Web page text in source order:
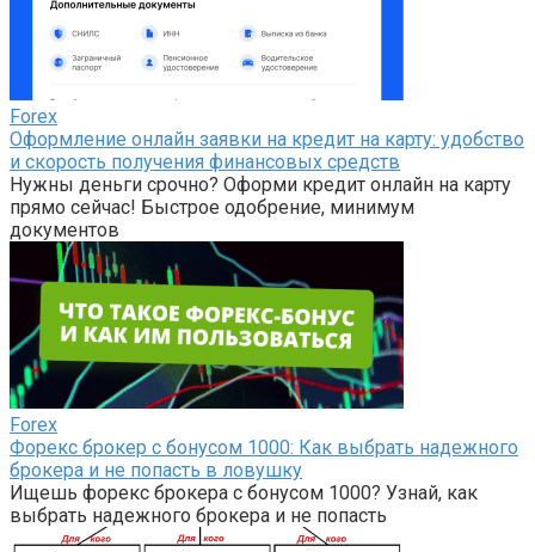
Forex
Оформление онлайн заявки на кредит на карту: удобство
и скорость получения финансовых средств
Нужны деньги срочно? Оформи кредит онлайн на карту
прямо сейчас! Быстрое одобрение, минимум
документов
Forex
Форекс брокер с бонусом 1000: Как выбрать надежного
брокера и не попасть в ловушку
Ищешь форекс брокера с бонусом 1000? Узнай, как
выбрать надежного брокера и не попасть